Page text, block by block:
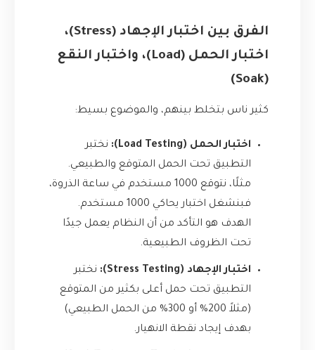
الفرق بين اختبار الإجهاد (Stress)،
اختبار الحمل (Load)، واختبار النقع
(Soak)
كثير ناس بتخلط بينهم، والموضوع بسيط:
اختبار الحمل (Load Testing):
نختبر
التطبيق تحت الحمل المتوقع والطبيعي.
مثلًا، نتوقع 1000 مستخدم في ساعة الذروة،
فبنشغل اختبار يحاكي 1000 مستخدم.
الهدف هو التأكد من أن النظام يعمل جيدًا
تحت الظروف الطبيعية.
اختبار الإجهاد (Stress Testing):
نختبر
التطبيق تحت حمل أعلى بكثير من المتوقع
(مثلاً 200% أو 300% من الحمل الطبيعي)
بهدف إيجاد نقطة الانهيار.